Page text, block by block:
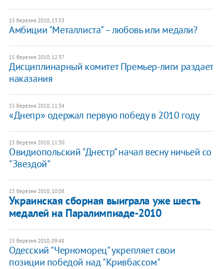
15 березня 2010, 13:33
Амбиции "Металлиста" – любовь или медали?
15 березня 2010, 12:37
Дисциплинарный комитет Премьер-лиги раздает
наказания
15 березня 2010, 11:34
«Днепр» одержал первую победу в 2010 году
15 березня 2010, 11:30
Овидиопольский "Днестр" начал весну ничьей со
"Звездой"
15 березня 2010, 10:08
Украинская сборная выиграла уже шесть
медалей на Паралимпиаде-2010
15 березня 2010, 09:48
Одесский "Черноморец" укрепляет свои
позиции победой над "Кривбассом"